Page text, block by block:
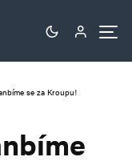
se za Kroupu!